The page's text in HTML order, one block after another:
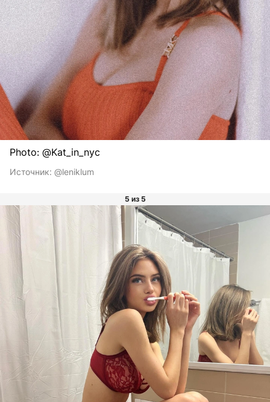
Photo: @Kat_in_nyc
Источник: @leniklum
5 из 5